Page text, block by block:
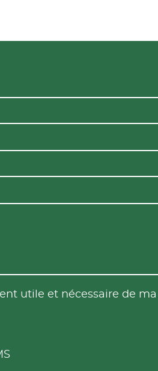
utile et nécessaire de